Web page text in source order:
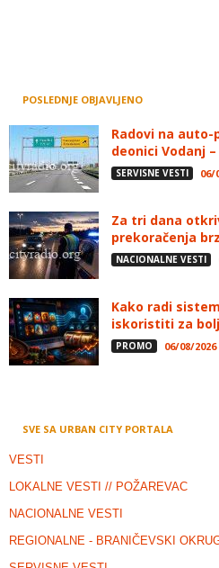
POSLEDNJE OBJAVLJENO
Radovi na
deonici Vodanj
SERVISNE VESTI 06/
Za tri dana
prekoračenja
NACIONALNE VESTI
Kako radi
iskoristiti za
PROMO 06/08/2026
SVE SA URBAN CITY PORTALA
VESTI
LOKALNE VESTI // POŽAREVAC
NACIONALNE VESTI
REGIONALNE - BRANIČEVSKI